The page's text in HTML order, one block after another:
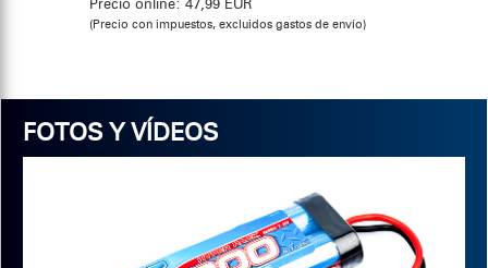
Precio online: 47,99 EUR
(Precio con impuestos, excluidos gastos de envío)
FOTOS Y VÍDEOS